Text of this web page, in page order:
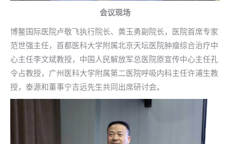
会议现场
博鳌国际医院卢敬飞执行院长、黄玉勇副院长，医院首席专家
范世强主任，首都医科大学附属北京天坛医院肿瘤综合治疗中
心主任李文斌教授，中国人民解放军总医院原宣传中心主任孔
令占教授，广州医科大学附属第二医院呼吸内科主任许浦生教
授，泰源和董事宁吉远先生共同出席研讨会。